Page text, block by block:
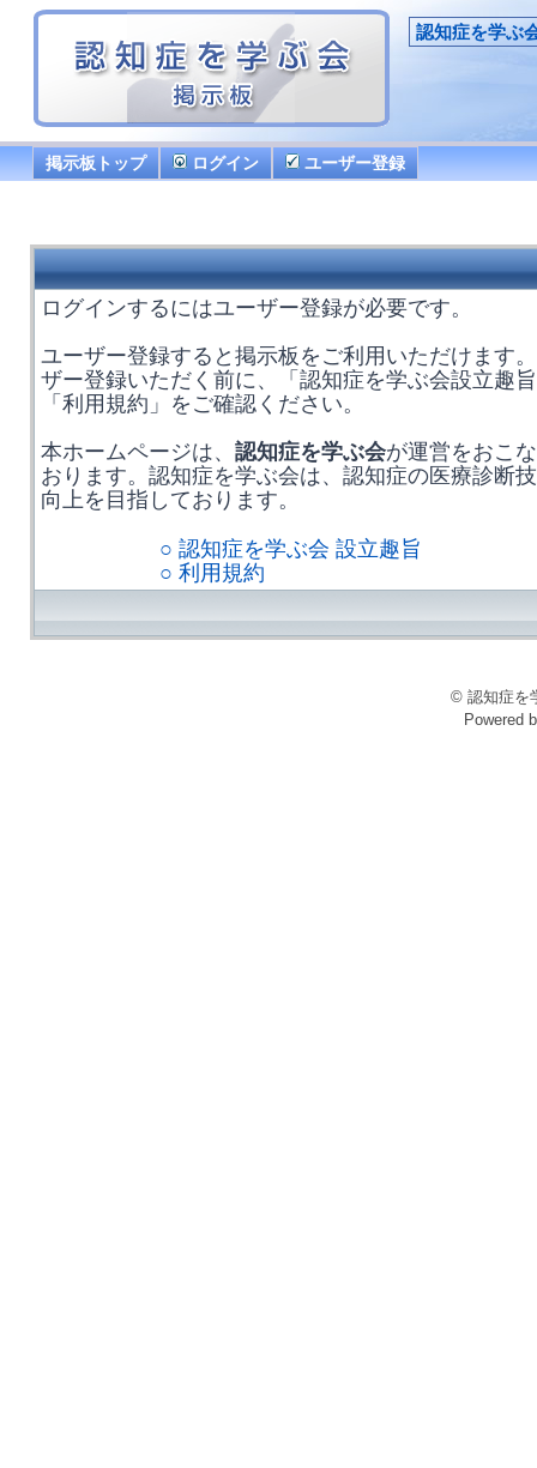
認知症を学ぶ
掲示板トップ ログイン ユーザー登録
ログインするにはユーザー登録が必要です。
ユーザー登録すると掲示板をご利用いただけます
ザー登録いただく前に、「認知症を学ぶ会設立趣
「利用規約」をご確認ください。
本ホームページは、 認知症を学ぶ会が運営をおこ
おります。認知症を学ぶ会は、認知症の医療診断
向上を目指しております。
○ 認知症を学ぶ会 設立趣旨
○ 利用規約
© 認知症を
Powered